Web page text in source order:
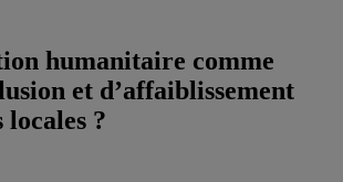
humanitaire comme
et d’affaiblissement
locales ?